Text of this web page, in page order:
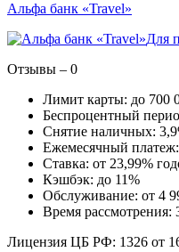
Альфа банк «Travel»
Для
Отзывы – 0
Лимит карты: до 700
Беспроцентный
Снятие наличных:
Ежемесячный
Ставка: от 23,99%
Кэшбэк: до 11%
Обслуживание: от 4
Время рассмотрения:
Лицензия ЦБ РФ: 1326 от